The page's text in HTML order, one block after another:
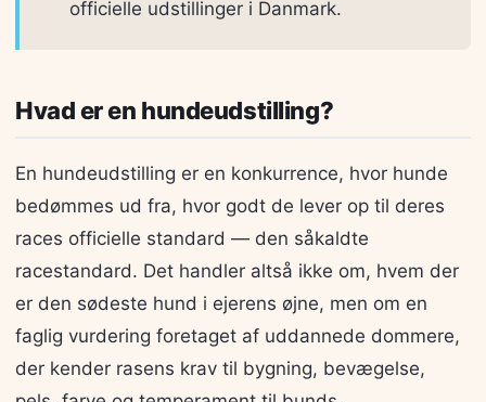
officielle udstillinger i Danmark.
Hvad er en hundeudstilling?
En hundeudstilling er en konkurrence, hvor hunde
bedømmes ud fra, hvor godt de lever op til deres
races officielle standard — den såkaldte
racestandard. Det handler altså ikke om, hvem der
er den sødeste hund i ejerens øjne, men om en
faglig vurdering foretaget af uddannede dommere,
der kender rasens krav til bygning, bevægelse,